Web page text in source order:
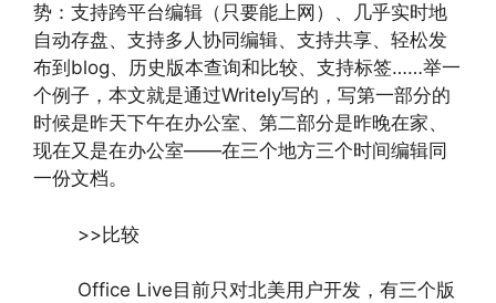
势：支持跨平台编辑（只要能上网）、几乎实时地
自动存盘、支持多人协同编辑、支持共享、轻松发
布到blog、历史版本查询和比较、支持标签……举一
个例子，本文就是通过Writely写的，写第一部分的
时候是昨天下午在办公室、第二部分是昨晚在家、
现在又是在办公室——在三个地方三个时间编辑同
一份文档。
>>比较
Office Live目前只对北美用户开发，有三个版